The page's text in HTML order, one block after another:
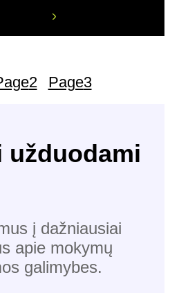
2 Page3
užduodami
į dažniausiai
apie mokymų
galimybes.